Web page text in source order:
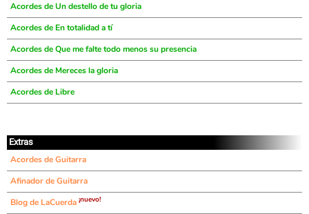
Acordes de Un destello de tu gloria
Acordes de En totalidad a tí
Acordes de Que me falte todo menos su presencia
Acordes de Mereces la gloria
Acordes de Libre
Extras
Acordes de Guitarra
Afinador de Guitarra
Blog de LaCuerda ¡nuevo!